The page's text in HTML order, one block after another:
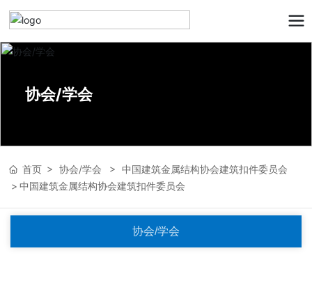
协会/学会
首页 协会/学会
中国建筑金属结构协会建筑扣件委员会
中国建筑金属结构协会建筑扣件委员会
协会/学会